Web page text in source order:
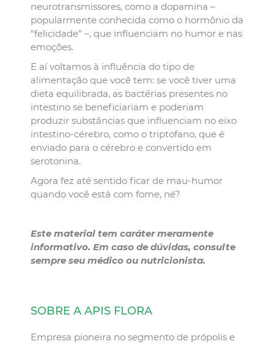
neurotransmissores, como a dopamina –
popularmente conhecida como o hormônio da
“felicidade” –, que influenciam no humor e nas
emoções.
E aí voltamos à influência do tipo de
alimentação que você tem: se você tiver uma
dieta equilibrada, as bactérias presentes no
intestino se beneficiariam e poderiam
produzir substâncias que influenciam no eixo
intestino-cérebro, como o triptofano, que é
enviado para o cérebro e convertido em
serotonina.
Agora fez até sentido ficar de mau-humor
quando você está com fome, né?
Este material tem caráter meramente
informativo. Em caso de dúvidas, consulte
sempre seu médico ou nutricionista.
SOBRE A APIS FLORA
Empresa pioneira no segmento de própolis e